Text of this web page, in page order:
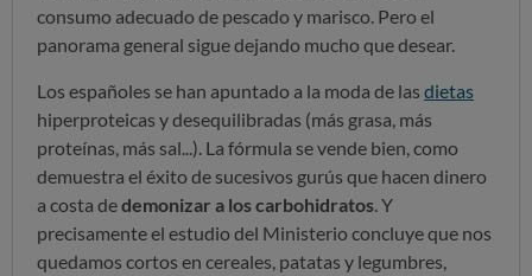
consumo adecuado de pescado y marisco. Pero el
panorama general sigue dejando mucho que desear.
Los españoles se han apuntado a la moda de las dietas
hiperproteicas y desequilibradas (más grasa, más
proteínas, más sal...). La fórmula se vende bien, como
demuestra el éxito de sucesivos gurús que hacen dinero
a costa dedemonizar a los carbohidratos. Y
precisamente el estudio del Ministerio concluye que nos
quedamos cortos en cereales, patatas y legumbres,